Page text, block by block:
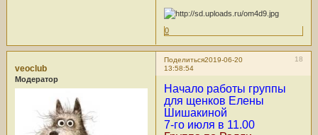
0
Поделиться 18
2019-06-20
13:58:54
veoclub
Модератор
Начало работы группы
для щенков Елены
Шишакиной
7-го июля в 11.00